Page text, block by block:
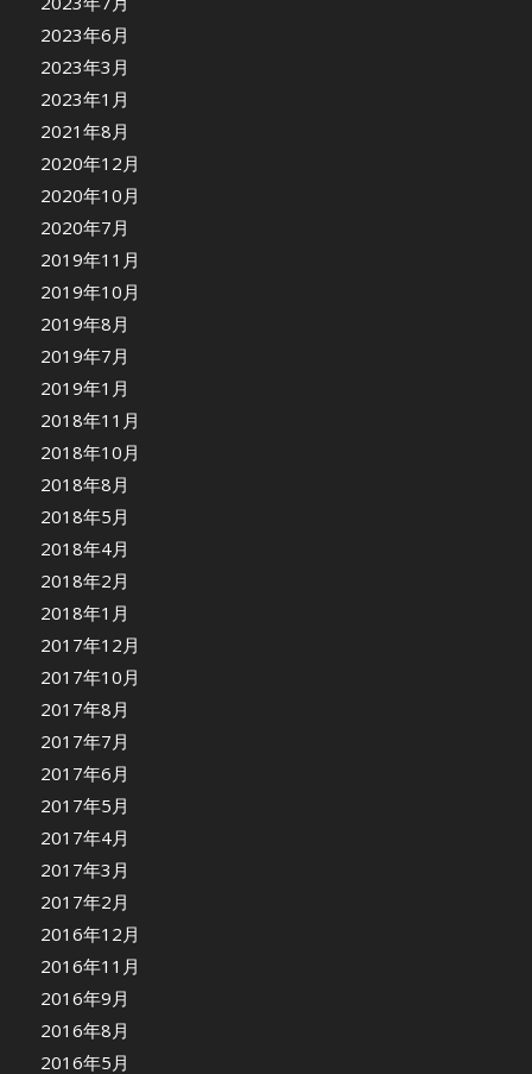
2023年6月
2023年3月
2023年1月
2021年8月
2020年12月
2020年10月
2020年7月
2019年11月
2019年10月
2019年8月
2019年7月
2019年1月
2018年11月
2018年10月
2018年8月
2018年5月
2018年4月
2018年2月
2018年1月
2017年12月
2017年10月
2017年8月
2017年7月
2017年6月
2017年5月
2017年4月
2017年3月
2017年2月
2016年12月
2016年11月
2016年9月
2016年8月
2016年5月